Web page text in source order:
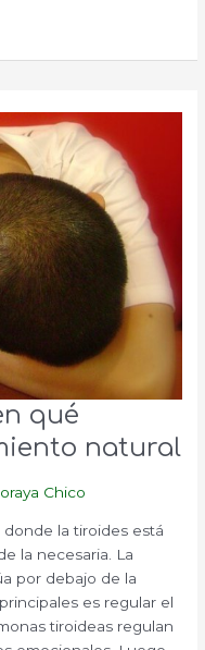
qué
natural
Chico
la tiroides está
la necesaria. La
por debajo de la
es regular el
tiroideas regulan